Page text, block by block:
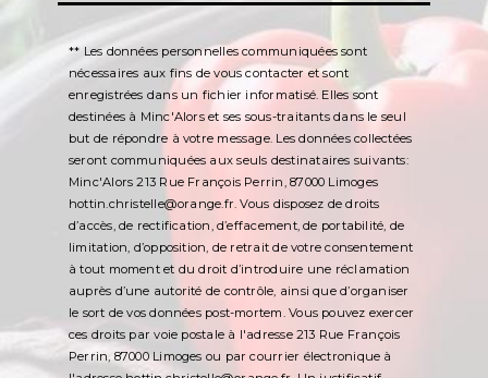
** Les données personnelles communiquées sont
nécessaires aux fins de vous contacter et sont
enregistrées dans un fichier informatisé. Elles sont
destinées à Minc'Alors et ses sous-traitants dans le seul
but de répondre à votre message. Les données collectées
seront communiquées aux seuls destinataires suivants:
Minc'Alors 213 Rue François Perrin, 87000 Limoges
hottin.christelle@orange.fr. Vous disposez de droits
d’accès, de rectification, d’effacement, de portabilité, de
limitation, d’opposition, de retrait de votre consentement
à tout moment et du droit d’introduire une réclamation
auprès d’une autorité de contrôle, ainsi que d’organiser
le sort de vos données post-mortem. Vous pouvez exercer
ces droits par voie postale à l'adresse 213 Rue François
Perrin, 87000 Limoges ou par courrier électronique à